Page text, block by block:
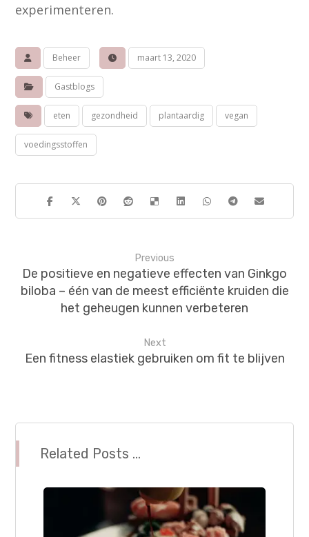
experimenteren.
Beheer maart 13, 2020
Gastblogs
eten gezondheid plantaardig vegan
voedingsstoffen
Previous
De positieve en negatieve effecten van Ginkgo
biloba – één van de meest efficiënte kruiden die
het geheugen kunnen verbeteren
Next
Een fitness elastiek gebruiken om fit te blijven
Related Posts ...